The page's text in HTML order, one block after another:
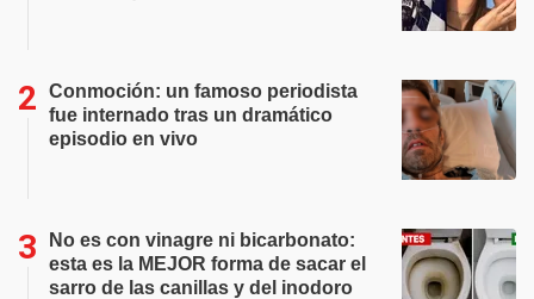
Conmoción: un famoso periodista
fue internado tras un dramático
episodio en vivo
No es con vinagre ni bicarbonato:
esta es la MEJOR forma de sacar el
sarro de las canillas y del inodoro